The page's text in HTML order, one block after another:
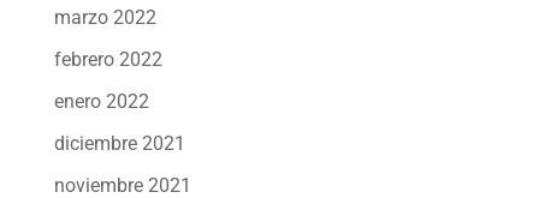
marzo 2022
febrero 2022
enero 2022
diciembre 2021
noviembre 2021